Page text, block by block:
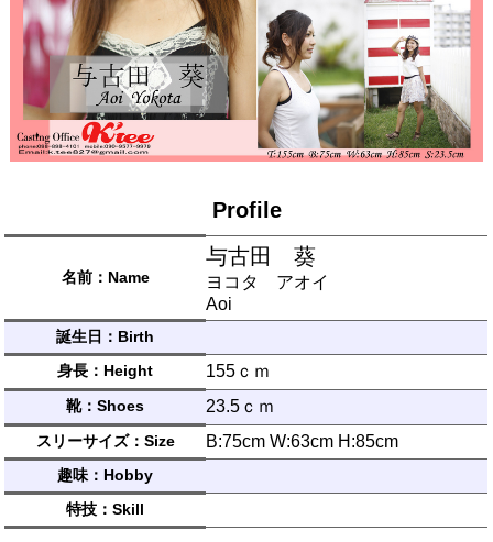
Profile
名前：Name
与古田 葵
ヨコタ アオイ
Aoi
誕生日：Birth
身長：Height
155ｃｍ
靴：Shoes 23.5ｃｍ
スリーサイズ：Size B:75cm W:63cm H:85cm
趣味：Hobby
特技：Skill